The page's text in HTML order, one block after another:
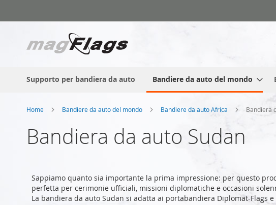
al
Supporto per bandiera da auto Bandiere da auto del mondo
Home Bandiere da auto del mondo Bandiere da auto Africa Bandiera
Bandiera da auto Sudan
Sappiamo quanto sia importante la prima impressione: per questo
perfetta per cerimonie ufficiali, missioni diplomatiche e occasioni
La bandiera da auto Sudan si adatta ai portabandiera Diplomat-Flags